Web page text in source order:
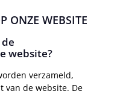
ONZE WEBSITE
website?
verzameld,
van de website. De